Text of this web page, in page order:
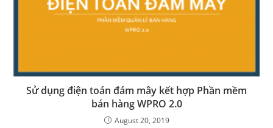
Sử dụng điện toán đám mây kết hợp Phần mềm
bán hàng WPRO 2.0
August 20, 2019